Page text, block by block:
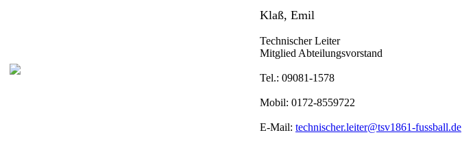
Klaß, Emil
Technischer Leiter
Mitglied Abteilungsvorstand
Tel.: 09081-1578
Mobil: 0172-8559722
E-Mail: technischer.leiter@tsv1861-fussball.de